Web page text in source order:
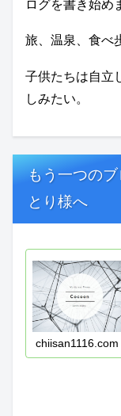
ログを書き始め
旅、温泉、食べ
子供たちは自立
しみたい。
もう一つの
とり様へ
chiisan1116.com